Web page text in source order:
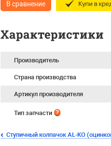
В сравнение
Характеристики
Производитель
Страна производства
Артикул производителя
Тип запчасти
Ступичный колпачок AL-KO